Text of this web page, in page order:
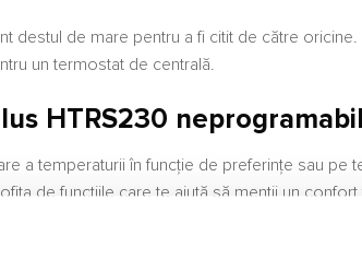
destul de mare pentru a fi citit de către
un termostat de centrală.
HTRS230
a temperaturii în funcție de preferințe sau pe
de funcțiile care te ajută să menții un